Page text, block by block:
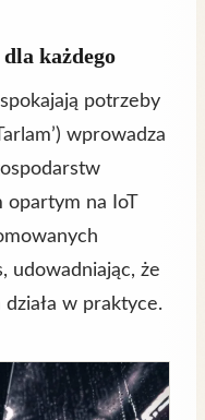
każdego
potrzeby
wprowadza
opartym na IoT
udowadniając, że
w praktyce.